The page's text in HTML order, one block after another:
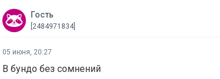
Гость
[2484971834]
05 июня, 20:27
В бундо без сомнений